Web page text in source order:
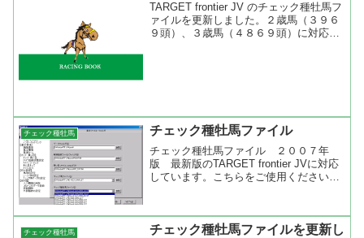
TARGET frontier JV のチェック種牡馬フ
ァイルを更新しました。２歳馬（３９６
９頭）、３歳馬（４８６９頭）に対応し
チェック種牡馬 チェック種牡馬ファイル
チェック種牡馬ファイル ２００７年
版 最新版のTARGET frontier JVに対応
しています。こちらをご使用ください。
３歳馬に対応しました。招待レースにな
どに出走の...
チェック種牡馬
チェック種牡馬ファイルを更新し